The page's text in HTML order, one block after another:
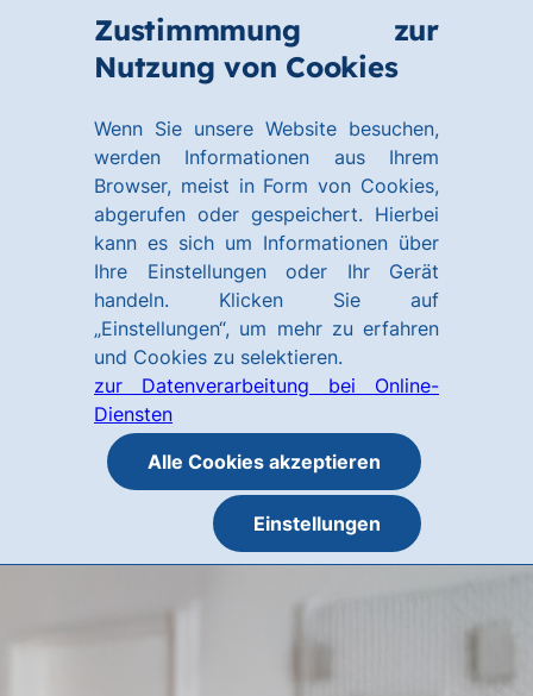
Zustimmmung zur
Nutzung von Cookies
Wenn Sie unsere Website besuchen,
werden Informationen aus Ihrem
Browser, meist in Form von Cookies,
abgerufen oder gespeichert. Hierbei
kann es sich um Informationen über
Ihre Einstellungen oder Ihr Gerät
handeln. Klicken Sie auf
„Einstellungen“, um mehr zu erfahren
und Cookies zu selektieren.
zur Datenverarbeitung bei Online-
Diensten
Alle Cookies akzeptieren
Einstellungen
Hauptinhalt